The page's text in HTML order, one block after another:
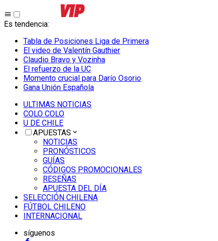
Es tendencia:
Tabla de Posiciones Liga de Primera
El video de Valentín Gauthier
Claudio Bravo y Vozinha
El refuerzo de la UC
Momento crucial para Darío Osorio
Gana Unión Española
ULTIMAS NOTICIAS
COLO COLO
U DE CHILE
APUESTAS
NOTICIAS
PRONÓSTICOS
GUÍAS
CÓDIGOS PROMOCIONALES
RESEÑAS
APUESTA DEL DÍA
SELECCIÓN CHILENA
FÚTBOL CHILENO
INTERNACIONAL
síguenos